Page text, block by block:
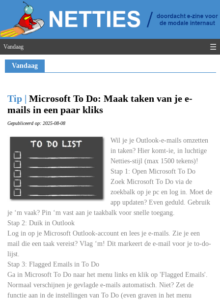
Vandaag ☰
Vandaag
Tip | Microsoft To Do: Maak taken van je e-
mails in een paar kliks
Gepubliceerd op: 2025-08-08
Wil je je Outlook-e-mails omzetten
in taken? Hier komt-ie, in luchtige
Netties-stijl (max 1500 tekens)!
Stap 1: Open Microsoft To Do
Zoek Microsoft To Do via de
zoekbalk op je pc en log in. Moet de
app updaten? Even geduld. Gebruik
je ‘m vaak? Pin ‘m vast aan je taakbalk voor snelle toegang.
Stap 2: Duik in Outlook
Log in op je Microsoft Outlook-account en lees je e-mails. Zie je een
mail die een taak vereist? Vlag ‘m! Dit markeert de e-mail voor je to-do-
lijst.
Stap 3: Flagged Emails in To Do
Ga in Microsoft To Do naar het menu links en klik op 'Flagged Emails'.
Normaal verschijnen je gevlagde e-mails automatisch. Niet? Zet de
functie aan in de instellingen van To Do (even graven in het menu